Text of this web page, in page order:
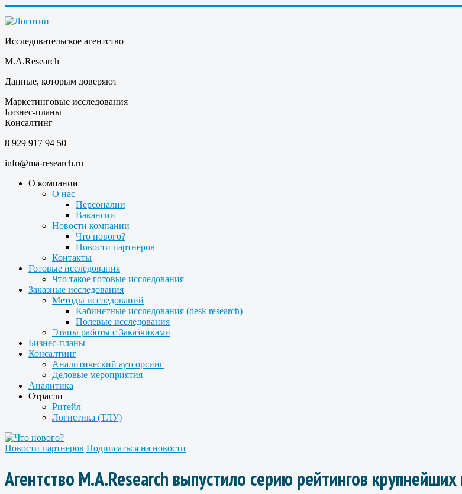
Исследовательское агентство
M.A.Research
Данные, которым доверяют
Маркетинговые исследования
Бизнес-планы
Консалтинг
8 929 917 94 50
info@ma-research.ru
О компании
О нас
Персоналии
Вакансии
Новости компании
Что нового?
Новости партнеров
Контакты
Готовые исследования
Что такое готовые исследования
Заказные исследования
Методы исследований
Кабинетные исследования (desk research)
Полевые исследования
Этапы работы с Заказчиками
Бизнес-планы
Консалтинг
Аналитический аутсорсинг
Деловые мероприятия
Аналитика
Отрасли
Ритейл
Логистика (ТЛУ)
Новости партнеров Подписаться на новости
Агентство M.A.Research выпустило серию рейтингов